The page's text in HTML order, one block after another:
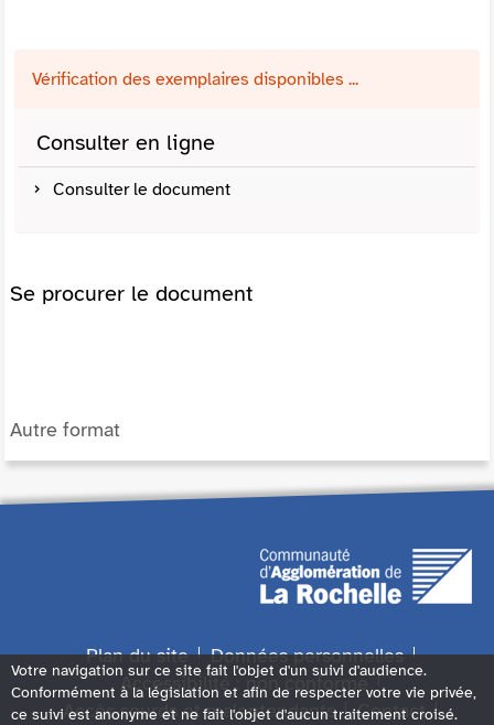
Vérification des exemplaires disponibles ...
Consulter en ligne
Consulter le document
Se procurer le document
Autre format
Plan du site
Données personnelles
Accessibilité : non conforme
Accès sourds et malentendants
Contact
Votre navigation sur ce site fait l'objet d'un suivi d'audience.
Conformément à la législation et afin de respecter votre vie privée,
ce suivi est anonyme et ne fait l'objet d'aucun traitement croisé.